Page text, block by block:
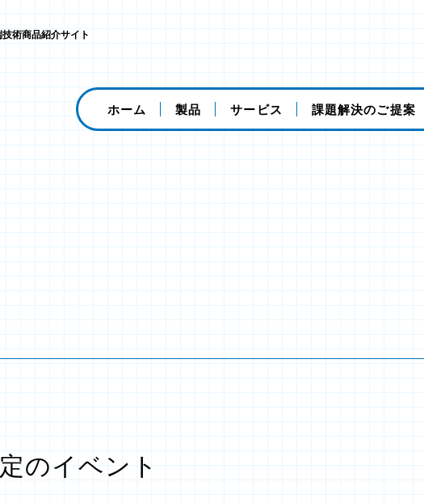
技術商品紹介サイト
ホーム 製品 サービス 課題解決のご提案
のイベント